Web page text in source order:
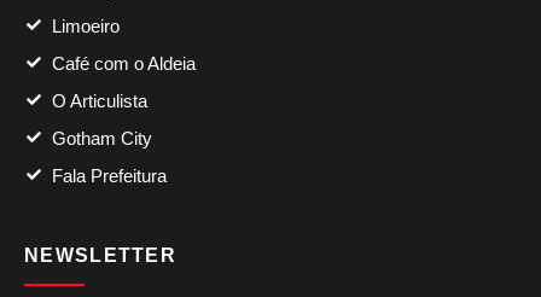
Limoeiro
Café com o Aldeia
O Articulista
Gotham City
Fala Prefeitura
NEWSLETTER